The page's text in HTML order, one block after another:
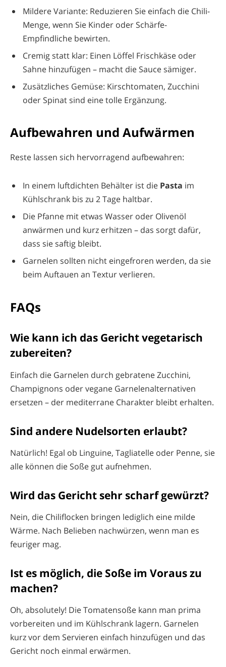
Mildere Variante: Reduzieren Sie einfach die Chili-
Menge, wenn Sie Kinder oder Schärfe-
Empfindliche bewirten.
Cremig statt klar: Einen Löffel Frischkäse oder
Sahne hinzufügen – macht die Sauce sämiger.
Zusätzliches Gemüse: Kirschtomaten, Zucchini
oder Spinat sind eine tolle Ergänzung.
Aufbewahren und Aufwärmen
Reste lassen sich hervorragend aufbewahren:
In einem luftdichten Behälter ist die Pasta im
Kühlschrank bis zu 2 Tage haltbar.
Die Pfanne mit etwas Wasser oder Olivenöl
anwärmen und kurz erhitzen – das sorgt dafür,
dass sie saftig bleibt.
Garnelen sollten nicht eingefroren werden, da sie
beim Auftauen an Textur verlieren.
FAQs
Wie kann ich das Gericht vegetarisch
zubereiten?
Einfach die Garnelen durch gebratene Zucchini,
Champignons oder vegane Garnelenalternativen
ersetzen – der mediterrane Charakter bleibt erhalten.
Sind andere Nudelsorten erlaubt?
Natürlich! Egal ob Linguine, Tagliatelle oder Penne, sie
alle können die Soße gut aufnehmen.
Wird das Gericht sehr scharf gewürzt?
Nein, die Chiliflocken bringen lediglich eine milde
Wärme. Nach Belieben nachwürzen, wenn man es
feuriger mag.
Ist es möglich, die Soße im Voraus zu
machen?
Oh, absolutely! Die Tomatensoße kann man prima
vorbereiten und im Kühlschrank lagern. Garnelen
kurz vor dem Servieren einfach hinzufügen und das
Gericht noch einmal erwärmen.